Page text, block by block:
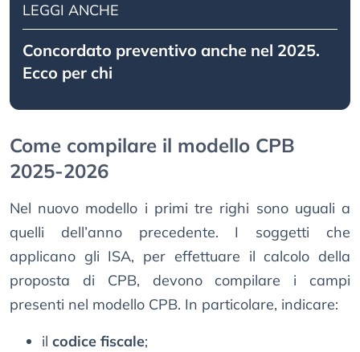
LEGGI ANCHE
Concordato preventivo anche nel 2025.
Ecco per chi
Come compilare il modello CPB
2025-2026
Nel nuovo modello i primi tre righi sono uguali a
quelli dell’anno precedente. I soggetti che
applicano gli ISA, per effettuare il calcolo della
proposta di CPB, devono compilare i campi
presenti nel modello CPB. In particolare, indicare:
il codice fiscale;